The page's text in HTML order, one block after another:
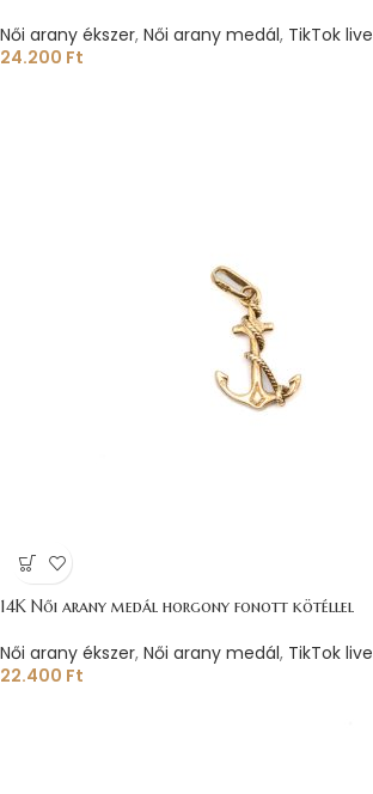
Női arany ékszer, Női arany medál, TikTok live
24.200 Ft
14K Női arany medál horgony fonott kötéllel
Női arany ékszer, Női arany medál, TikTok live
22.400 Ft